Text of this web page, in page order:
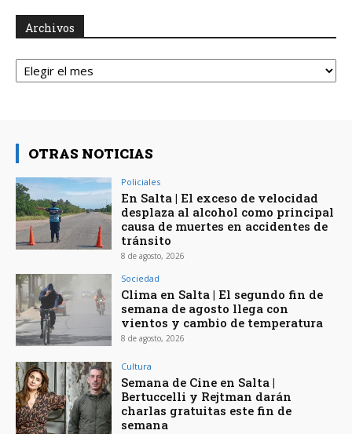
Archivos
Archivos
OTRAS NOTICIAS
Policiales
En Salta | El exceso de velocidad
desplaza al alcohol como principal
causa de muertes en accidentes de
tránsito
8 de agosto, 2026
Sociedad
Clima en Salta | El segundo fin de
semana de agosto llega con
vientos y cambio de temperatura
8 de agosto, 2026
Cultura
Semana de Cine en Salta |
Bertuccelli y Rejtman darán
charlas gratuitas este fin de
semana